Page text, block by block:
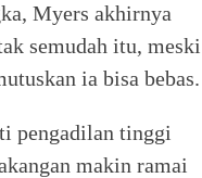
Myers akhirnya
semudah itu, meski
ia bisa bebas.
pengadilan tinggi
makin ramai